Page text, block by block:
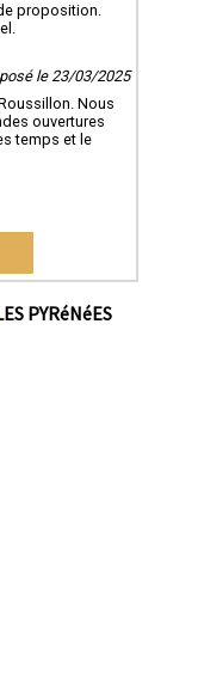
proposition.
le 23/03/2025
Nous
ouvertures
temps et le
PYRéNéES